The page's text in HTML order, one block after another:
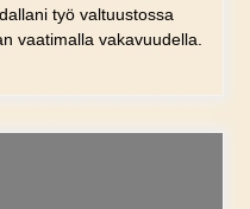
työ valtuustossa
vaatimalla vakavuudella.